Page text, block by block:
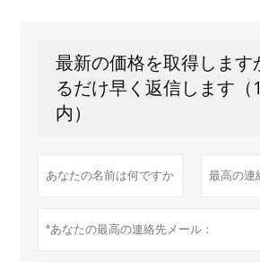
最新の価格を取得します
るだけ早く返信します（
内）